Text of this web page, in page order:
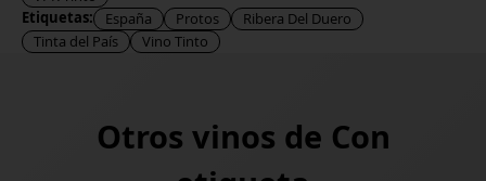
Etiquetas: España Protos
Ribera Del Duero
Tinta del País
Vino Tinto
Otros vinos de Con